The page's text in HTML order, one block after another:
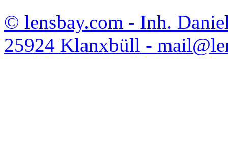
© lensbay.com - Inh.
25924 Klanxbüll -